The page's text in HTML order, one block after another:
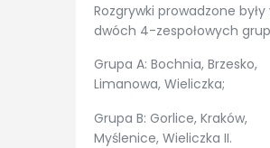
Rozgrywki prowadzone były
dwóch 4-zespołowych
Grupa A: Bochnia, Brzesko,
Limanowa, Wieliczka;
Grupa B: Gorlice, Kraków,
Myślenice, Wieliczka II.